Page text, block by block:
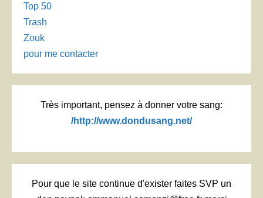
Top 50
Trash
Zouk
pour me contacter
Très important, pensez à donner votre sang:
/http://www.dondusang.net/
Pour que le site continue d'exister faites SVP un